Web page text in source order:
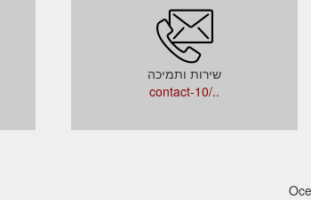
שירות ותמיכה
../contact-10